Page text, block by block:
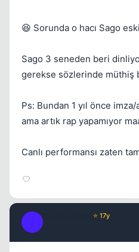
😆 Sorunda o hacı Sago
Sago 3 seneden beri
gerekse sözlerinde müthiş
Ps: Bundan 1 yıl önce
ama artık rap yapamıyor
Canlı performansı zaten
⭐ 17y